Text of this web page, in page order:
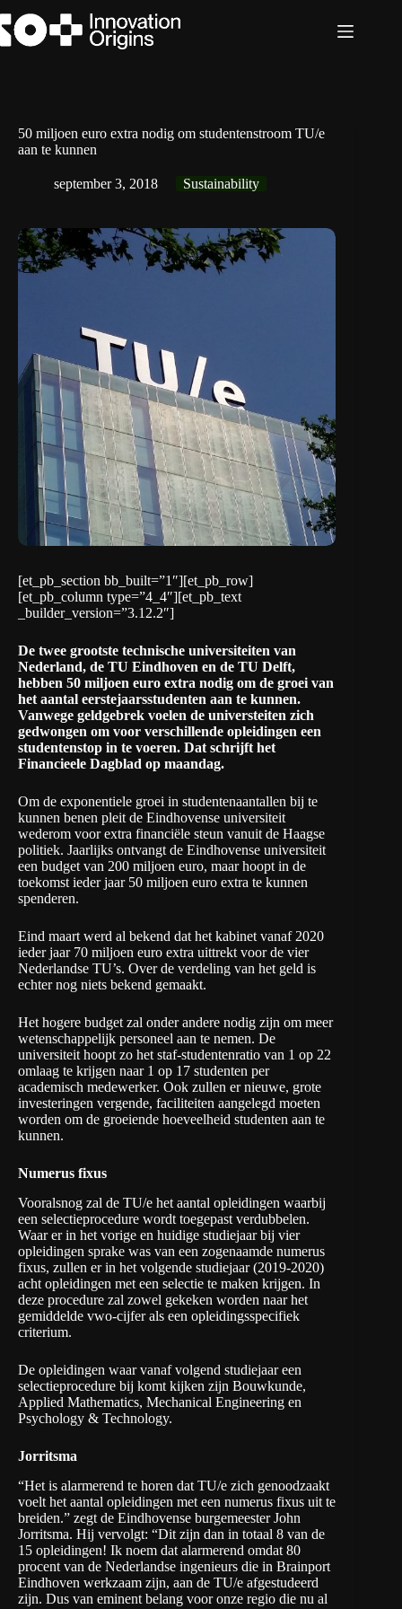
naar
de
50 miljoen euro extra nodig om studentenstroom TU/e
aan te kunnen
september 3, 2018 Sustainability
[et_pb_section bb_built=”1″][et_pb_row]
[et_pb_column type=”4_4″][et_pb_text
_builder_version=”3.12.2″]
De twee grootste technische universiteiten van
Nederland, de TU Eindhoven en de TU Delft,
hebben 50 miljoen euro extra nodig om de groei van
het aantal eerstejaarsstudenten aan te kunnen.
Vanwege geldgebrek voelen de universteiten zich
gedwongen om voor verschillende opleidingen een
studentenstop in te voeren. Dat schrijft het
Financieele Dagblad op maandag.
Om de exponentiele groei in studentenaantallen bij te
kunnen benen pleit de Eindhovense universiteit
wederom voor extra financiële steun vanuit de Haagse
politiek. Jaarlijks ontvangt de Eindhovense universiteit
een budget van 200 miljoen euro, maar hoopt in de
toekomst ieder jaar 50 miljoen euro extra te kunnen
spenderen.
Eind maart werd al bekend dat het kabinet vanaf 2020
ieder jaar 70 miljoen euro extra uittrekt voor de vier
Nederlandse TU’s. Over de verdeling van het geld is
echter nog niets bekend gemaakt.
Het hogere budget zal onder andere nodig zijn om meer
wetenschappelijk personeel aan te nemen. De
universiteit hoopt zo het staf-studentenratio van 1 op 22
omlaag te krijgen naar 1 op 17 studenten per
academisch medewerker. Ook zullen er nieuwe, grote
investeringen vergende, faciliteiten aangelegd moeten
worden om de groeiende hoeveelheid studenten aan te
kunnen.
Numerus fixus
Vooralsnog zal de TU/e het aantal opleidingen waarbij
een selectieprocedure wordt toegepast verdubbelen.
Waar er in het vorige en huidige studiejaar bij vier
opleidingen sprake was van een zogenaamde numerus
fixus, zullen er in het volgende studiejaar (2019-2020)
acht opleidingen met een selectie te maken krijgen. In
deze procedure zal zowel gekeken worden naar het
gemiddelde vwo-cijfer als een opleidingsspecifiek
criterium.
De opleidingen waar vanaf volgend studiejaar een
selectieprocedure bij komt kijken zijn Bouwkunde,
Applied Mathematics, Mechanical Engineering en
Psychology & Technology.
Jorritsma
“Het is alarmerend te horen dat TU/e zich genoodzaakt
voelt het aantal opleidingen met een numerus fixus uit te
breiden.” zegt de Eindhovense burgemeester John
Jorritsma. Hij vervolgt: “Dit zijn dan in totaal 8 van de
15 opleidingen! Ik noem dat alarmerend omdat 80
procent van de Nederlandse ingenieurs die in Brainport
Eindhoven werkzaam zijn, aan de TU/e afgestudeerd
zijn. Dus van eminent belang voor onze regio die nu al